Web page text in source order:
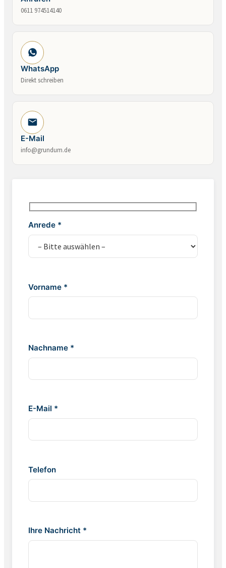
0611 974514140
WhatsApp
Direkt schreiben
E-Mail
info@grundum.de
Anrede *
Vorname *
Nachname *
E-Mail *
Telefon
Ihre Nachricht *